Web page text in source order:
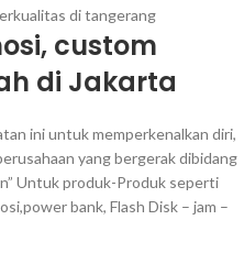
custom
di Jakarta
ini untuk memperkenalkan diri,
yang bergerak dibidang
Untuk produk-Produk seperti
bank, Flash Disk – jam –